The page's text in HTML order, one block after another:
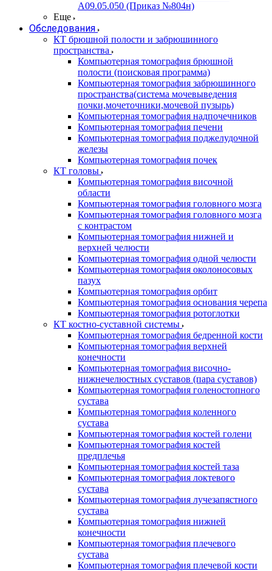
A09.05.050 (Приказ №804н)
Еще
Обследования
КТ брюшной полости и забрюшинного
пространства
Компьютерная томография брюшной
полости (поисковая программа)
Компьютерная томография забрюшинного
пространства(система мочевыведения
почки,мочеточники,мочевой пузырь)
Компьютерная томография надпочечников
Компьютерная томография печени
Компьютерная томография поджелудочной
железы
Компьютерная томография почек
КТ головы
Компьютерная томография височной
области
Компьютерная томография головного мозга
Компьютерная томография головного мозга
с контрастом
Компьютерная томография нижней и
верхней челюсти
Компьютерная томография одной челюсти
Компьютерная томография околоносовых
пазух
Компьютерная томография орбит
Компьютерная томография основания черепа
Компьютерная томография ротоглотки
КТ костно-суставной системы
Компьютерная томография бедренной кости
Компьютерная томография верхней
конечности
Компьютерная томография височно-
нижнечелюстных суставов (пара суставов)
Компьютерная томография голеностопного
сустава
Компьютерная томография коленного
сустава
Компьютерная томография костей голени
Компьютерная томография костей
предплечья
Компьютерная томография костей таза
Компьютерная томография локтевого
сустава
Компьютерная томография лучезапястного
сустава
Компьютерная томография нижней
конечности
Компьютерная томография плечевого
сустава
Компьютерная томография плечевой кости